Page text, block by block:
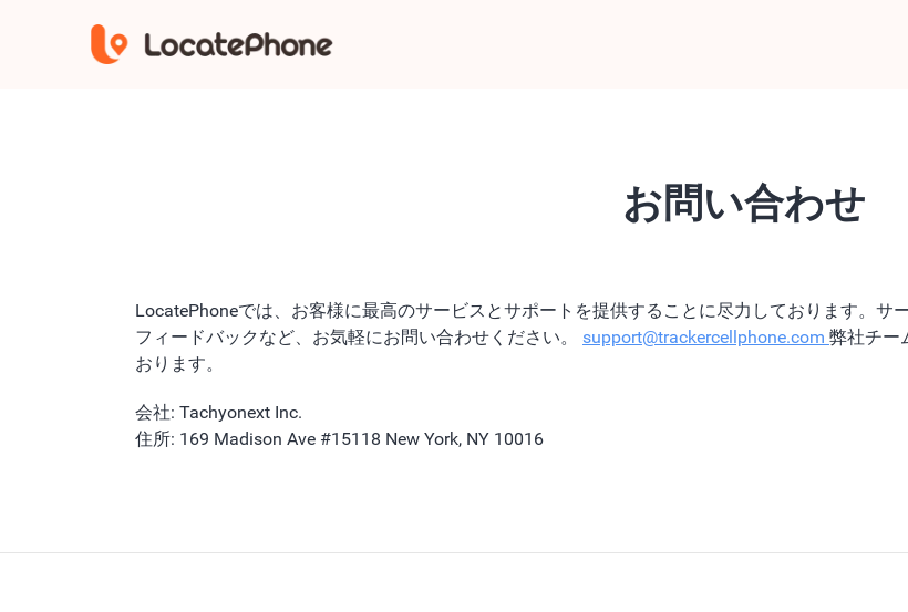
お問い合わせ
LocatePhoneでは、お客様に最高のサービスとサポートを提供することに尽力しております。サ
フィードバックなど、お気軽にお問い合わせください。 support@trackercellphone.com 弊社チー
おります。
会社: Tachyonext Inc.
住所: 169 Madison Ave #15118 New York, NY 10016